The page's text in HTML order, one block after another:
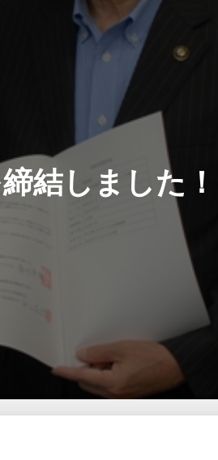
結しました！